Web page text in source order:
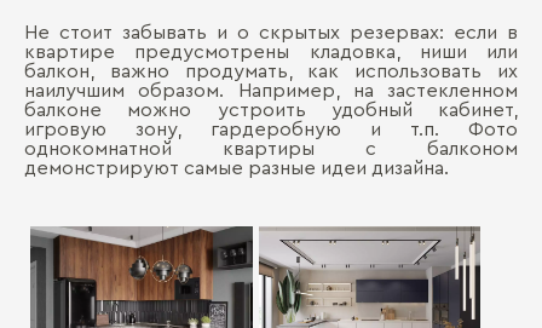
Не стоит забывать и о скрытых резервах: если в
квартире предусмотрены кладовка, ниши или
балкон, важно продумать, как использовать их
наилучшим образом. Например, на застекленном
балконе можно устроить удобный кабинет,
игровую зону, гардеробную и т.п. Фото
однокомнатной квартиры с балконом
демонстрируют самые разные идеи дизайна.